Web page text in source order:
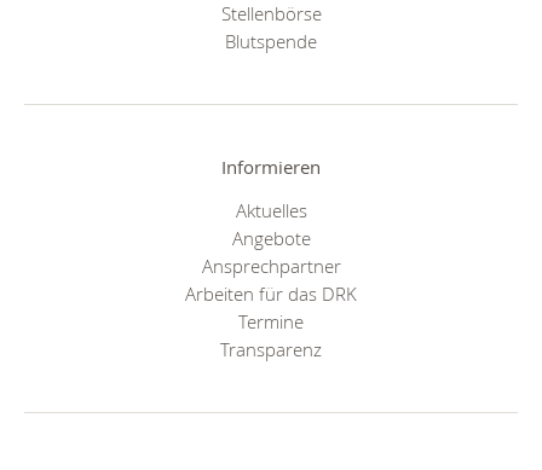
Stellenbörse
Blutspende
Informieren
Aktuelles
Angebote
Ansprechpartner
Arbeiten für das DRK
Termine
Transparenz